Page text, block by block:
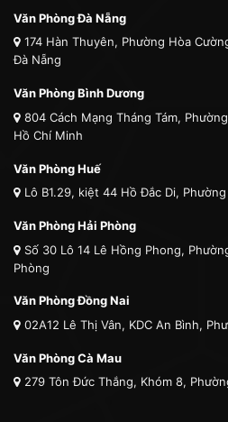
Văn Phòng Đà Nẵng
174 Hàn Thuyên, Phường Hòa
Đà Nẵng
Văn Phòng Bình Dương
804 Cách Mạng Tháng Tám,
Hồ Chí Minh
Văn Phòng Huế
Lô B1.29, kiệt 44 Hồ Đắc Di,
Văn Phòng Hải Phòng
Số 30 Lô 14 Lê Hồng Phong,
Phòng
Văn Phòng Đồng Nai
02A12 Lê Thị Vân, KDC An Bình,
Văn Phòng Cà Mau
279 Tôn Đức Thắng, Khóm 8,